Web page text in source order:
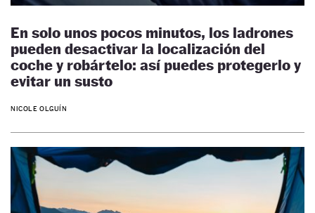
En solo unos pocos minutos, los ladrones
pueden desactivar la localización del
coche y robártelo: así puedes protegerlo y
evitar un susto
NICOLE OLGUÍN